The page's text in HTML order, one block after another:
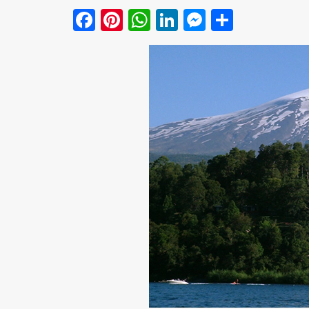
Facebook
Pinterest
WhatsApp
LinkedIn